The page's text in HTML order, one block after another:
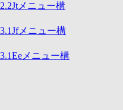
メニュー構
メニュー構
メニュー構